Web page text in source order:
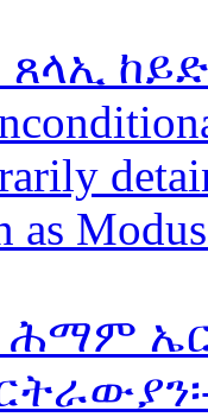
as
ሕማም